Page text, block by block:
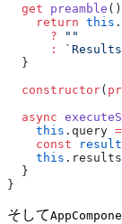
  get
preamble
    return
this
      ?
""
      :
  }
  constructor
(
  async
    this
.query =
    const
    this
.results
  }
}
そして